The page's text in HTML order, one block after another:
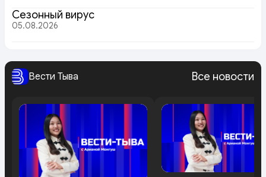
Сезонный вирус
05.08.2026
Вести Тыва Все новости